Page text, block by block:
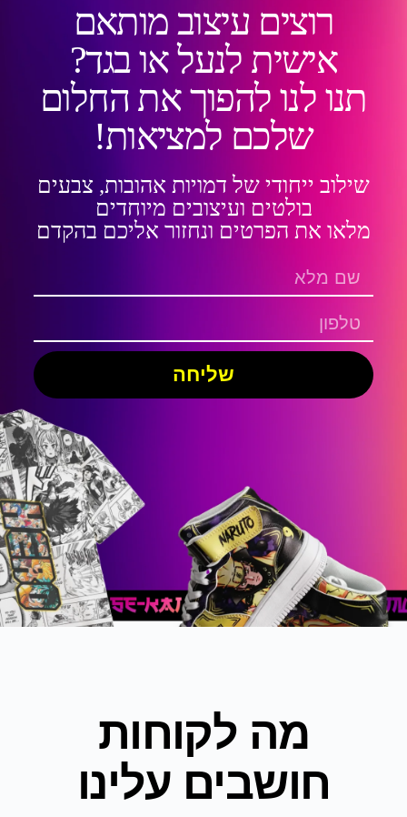
רוצים עיצוב מותאם
אישית לנעל או בגד?
תנו לנו להפוך את החלום
שלכם למציאות!
שילוב ייחודי של דמויות אהובות, צבעים
בולטים ועיצובים מיוחדים
מלאו את הפרטים ונחזור אליכם בהקדם
שליחה
מה לקוחות
חושבים עלינו